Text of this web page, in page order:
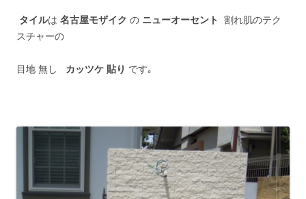
タイルは 名古屋モザイク の ニューオーセント 割れ肌のテク
スチャーの
目地 無し カッツケ 貼り です｡